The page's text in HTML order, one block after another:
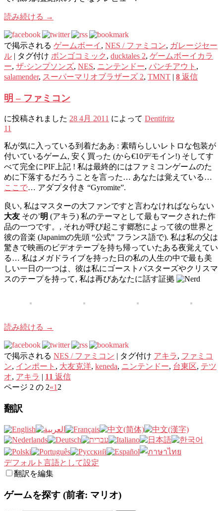
読み続ける →
で掲示される ゲームボーイ , NES / ファミコン, ガレ​​ージセー
ル | タグ付け ボンゴコミック , ducktales 2, ゲームボーイカラ
ー, ザ·シンプソンズ, NES, ニンテンドー, パンチアウト ,
salamender, スーパーマリオブラザーズ 2, TMNT | 8 返信
明 – ファミコン
に投稿されました 28 4月 2011 によって Dentifritz
11
私が気に入っている到着だああ : 素晴らしいレトロな包装が
付いているゲーム, 安く買った (から€10デモイン!) そしてす
べて完全にPIF上記 ! 私は最終的にはファミコンゲームのた
めに下落するだろうことを言った… あなたは覚えている…
ここで… アダプタ付き “Gyromite”.
良い, 私はマスターの大ファンですと言わなければならない
大友 その’明 (アキラ) 私のテーマとして最もマークされた作
品の一つです。, それが呼び起こす郷愁によって彼の世界と
彼の音楽 (Japanimの先頭 “公式” フランス語で). 私は私の父は
驚きで映画のビデオテープを持ち帰っていたある夜覚えてい
る… 私はメガドライブを持った日の私の人生の中で最も美
しい一日の一つは、彼は私にゴーストバスターズやクリスマ
スのテープを持って, 私は再びあなたに話す証拠
読み続ける →
で掲示される NES / ファミコン | タグ付け アキラ, ファミコ
ン, インポート , 大友克洋, keneda, ニンテンドー, 台東区, テツ
オ, アキラ | 11 返信
ページ 2 の 2«12
翻訳
デフォルト言語として設定
翻訳を編集
ゲームを探す (前者: マリオ)